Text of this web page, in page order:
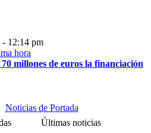
- 12:14 pm
millones de euros la financiación
Noticias de Portada
Últimas noticias